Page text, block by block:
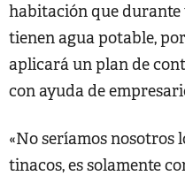
habitación que durante
tienen agua potable,
aplicará un plan de
con ayuda de
«No seríamos nosotros
tinacos, es solamente